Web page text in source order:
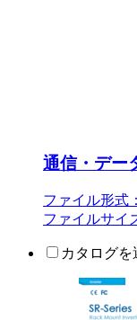
通信・デー
ファイル形式
ファイルサイ
カタログを